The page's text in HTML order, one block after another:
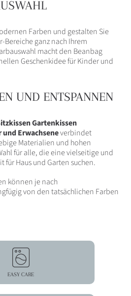
Farben und gestalten Sie
Bereiche ganz nach Ihrem
macht den Beanbag
Geschenkidee für Kinder und
UND ENTSPANNEN
Gartenkissen
Erwachseneverbindet
Materialien und hohen
für alle, die eine vielseitige und
für Haus und Garten suchen.
können je nach
von den tatsächlichen Farben
EASY CARE